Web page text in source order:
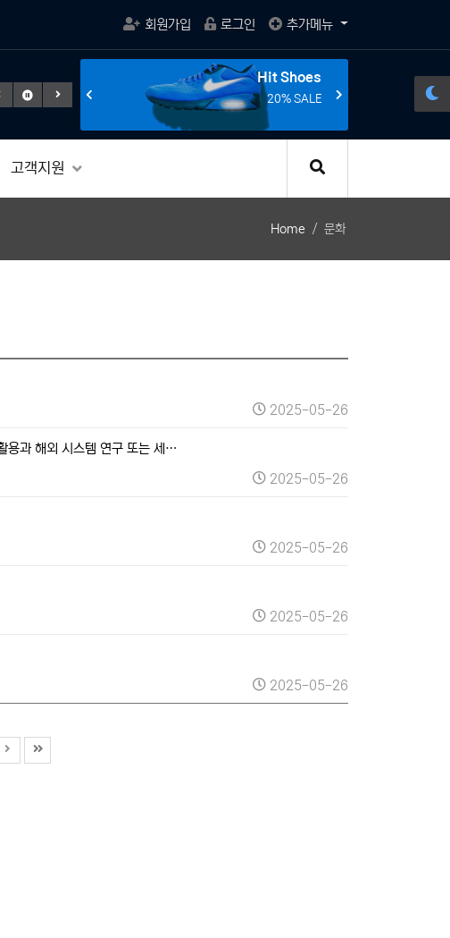
회원가입 로그인 추가메뉴
게임의 활성화와 규제 전선의 종말을 선언한다. 조립 게이밍
50% SALE
Hit Shoes
20% SALE
고객지원
Home 문화
2025-05-26
용과 해외 시스템 연구 또는 세…
2025-05-26
2025-05-26
2025-05-26
2025-05-26